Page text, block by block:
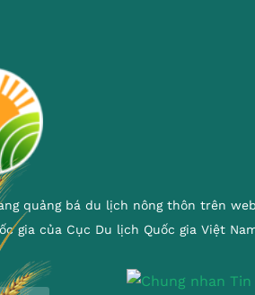
quảng bá du lịch nông thôn trên
gia của Cục Du lịch Quốc gia Việt